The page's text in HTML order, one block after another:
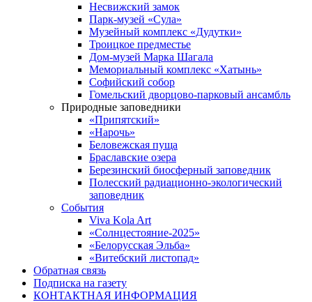
Несвижский замок
Парк-музей «Сула»
Музейный комплекс «Дудутки»
Троицкое предместье
Дом-музей Марка Шагала
Мемориальный комплекс «Хатынь»
Софийский собор
Гомельский дворцово-парковый ансамбль
Природные заповедники
«Припятский»
«Нарочь»
Беловежская пуща
Браславские озера
Березинский биосферный заповедник
Полесский радиационно-экологический
заповедник
События
Viva Kola Art
«Солнцестояние-2025»
«Белорусская Эльба»
«Витебский листопад»
Обратная связь
Подписка на газету
КОНТАКТНАЯ ИНФОРМАЦИЯ